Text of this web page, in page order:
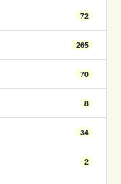
72
265
70
8
34
2